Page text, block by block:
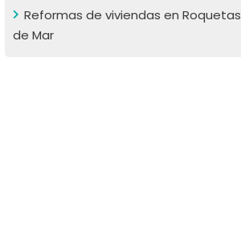
Reformas de viviendas en Roquetas
de Mar